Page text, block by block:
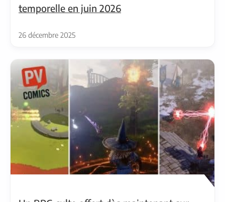
temporelle en juin 2026
26 décembre 2025